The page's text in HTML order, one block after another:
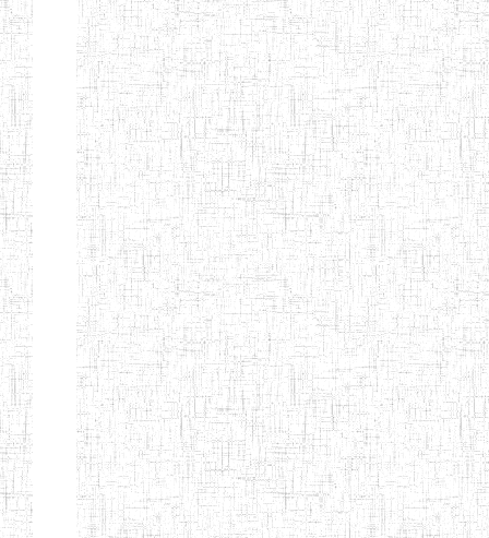
GAROUA
ENBIEG DE
GAROUA
01/01/1975 ENIEG
ENIEG DE
PITOA
01/01/1995 ENIEG
ENIEG DE
TCHOLLIRE
22/10/2002 ENIEG
ENIEG DE POLI 17/08/2012 ENIEG
ENIEG DE
GUIDER
10/09/2001 ENIEG
GTTC
FUNDONG
17/07/2001 ENIEG